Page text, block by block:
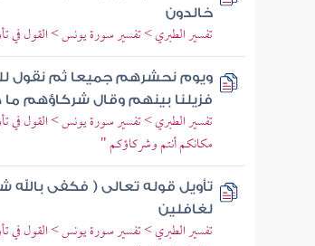
خالدون
تفسير الطبري > تفسير سورة يونس > القول في
ويوم نحشرهم جميعا ثم نقول
فزيلنا بينهم وقال شركاؤهم ما
تفسير الطبري > تفسير سورة يونس > القول في
مكانكم أنتم وشركاؤكم "
تأويل قوله تعالى ( فكفى بالله
لغافلين
تفسير الطبري > تفسير سورة يونس > القول في